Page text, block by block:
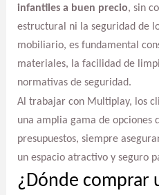
infantiles a buen precio, sin
estructural ni la seguridad de
mobiliario, es fundamental
materiales, la facilidad de
normativas de seguridad.
Al trabajar con Multiplay, los
una amplia gama de opciones
presupuestos, siempre
un espacio atractivo y seguro
¿Dónde comprar